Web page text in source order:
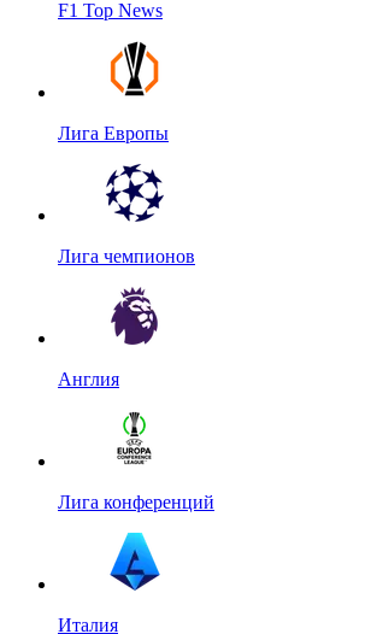
F1 Top News
Лига Европы
Лига чемпионов
Англия
Лига конференций
Италия